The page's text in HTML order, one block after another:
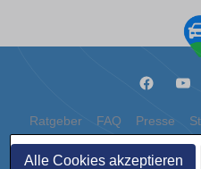
Alle Cookies akzeptieren
Ratgeber FAQ Presse
Datenschutz